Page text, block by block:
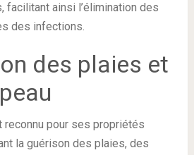
ainsi l’élimination des
des infections.
des plaies et
reconnu pour ses propriétés
la guérison des plaies, des